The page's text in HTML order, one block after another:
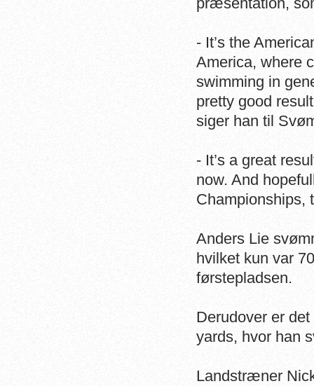
- It’s the
America, where
swimming in
pretty good
siger han til
- It’s a great
now. And
Championships,
Anders Lie
hvilket kun var
førstepladsen.
Derudover er
yards, hvor han
Landstræner